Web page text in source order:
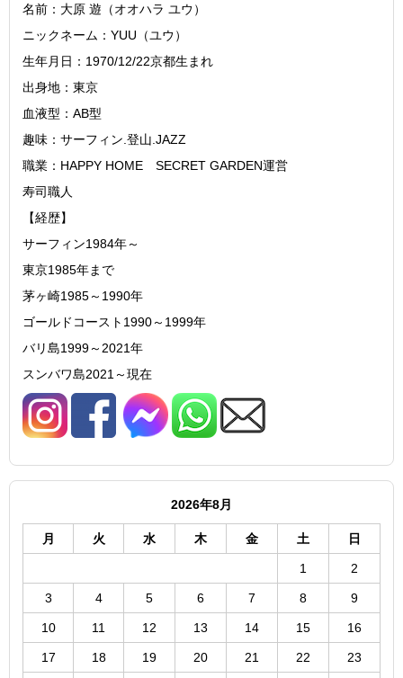
名前：大原 遊（オオハラ ユウ）
ニックネーム：YUU（ユウ）
生年月日：1970/12/22京都生まれ
出身地：東京
血液型：AB型
趣味：サーフィン.登山.JAZZ
職業：HAPPY HOME SECRET GARDEN運営
寿司職人
【経歴】
サーフィン1984年～
東京1985年まで
茅ヶ崎1985～1990年
ゴールドコースト1990～1999年
バリ島1999～2021年
スンバワ島2021～現在
2026年8月
月 火 水 木 金 土 日
1 2
3 4 5 6 7 8 9
10 11 12 13 14 15 16
17 18 19 20 21 22 23